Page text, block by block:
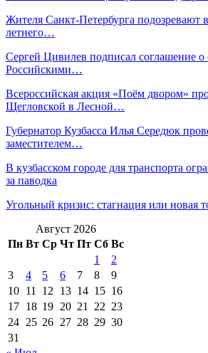
Жителя Санкт-Петербурга подозревают
летнего…
Сергей Цивилев подписал соглашение о
Российскими…
Всероссийская акция «Поём двором»
Щегловской в Лесной…
Губернатор Кузбасса Илья Середюк
заместителем…
В кузбасском городе для транспорта
за паводка
Угольный кризис: стагнация или новая
Август 2026
Пн Вт Ср Чт Пт Сб Вс
1
2
3
4 5 6 7 8
9
10 11 12 13 14 15 16
17 18 19 20 21 22 23
24 25 26 27 28 29 30
31